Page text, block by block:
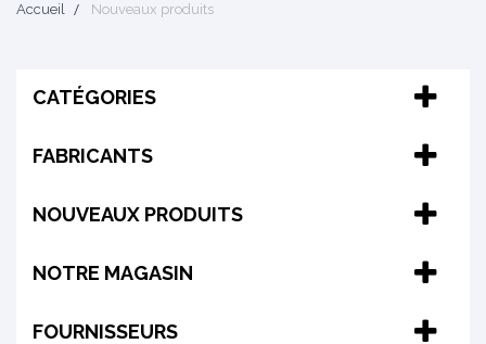
Accueil Nouveaux produits
CATÉGORIES
FABRICANTS
NOUVEAUX PRODUITS
NOTRE MAGASIN
FOURNISSEURS